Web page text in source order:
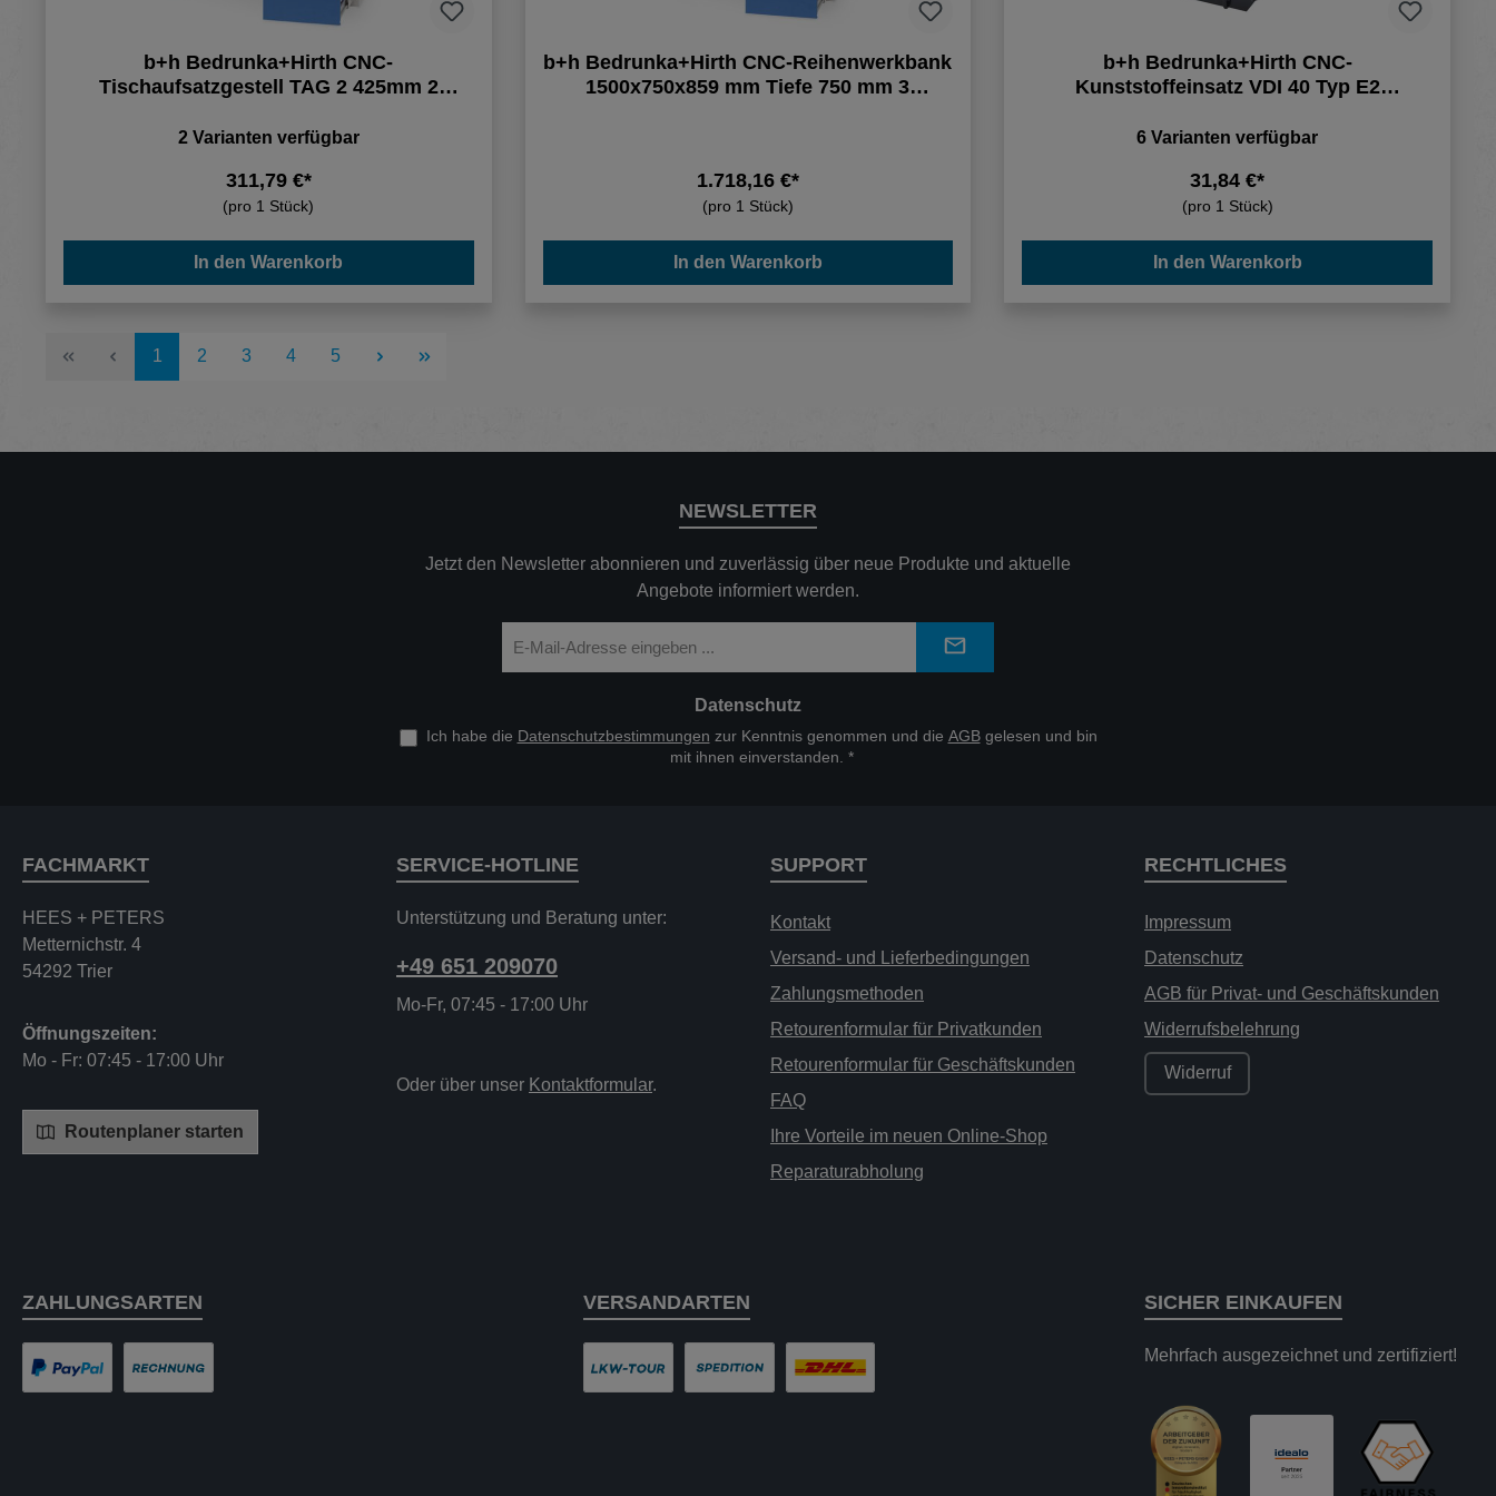
b+h Bedrunka+Hirth CNC-
Tischaufsatzgestell TAG 2 425mm 2
2 Varianten verfügbar
311,79 €*
(pro 1 Stück)
In den Warenkorb
b+h Bedrunka+Hirth CNC-Reihenwerkbank
1500x750x859 mm Tiefe 750 mm 3
1.718,16 €*
(pro 1 Stück)
In den Warenkorb
b+h Bedrunka+Hirth CNC-
Kunststoffeinsatz VDI 40 Typ E2
6 Varianten verfügbar
31,84 €*
(pro 1 Stück)
In den Warenkorb
Seite
1 Seite
2 Seite
3 Seite
4 Seite
5
NEWSLETTER
Jetzt den Newsletter abonnieren und zuverlässig über neue Produkte und aktuelle
Angebote informiert werden.
Mail-
Adresse
Datenschutz
Ich habe die Datenschutzbestimmungen zur Kenntnis genommen und die AGBgelesen und bin
mit ihnen einverstanden. *
SERVICE-HOTLINE
Unterstützung und Beratung unter:
+49 651 209070
Mo-Fr, 07:45 - 17:00 Uhr
Oder über unser Kontaktformular.
SUPPORT
Kontakt
Versand- und Lieferbedingungen
Zahlungsmethoden
Retourenformular für Privatkunden
Retourenformular für Geschäftskunden
FAQ
Ihre Vorteile im neuen Online-Shop
Reparaturabholung
RECHTLICHES
Impressum
Datenschutz
AGB für Privat- und Geschäftskunden
Widerrufsbelehrung
Widerruf
ZAHLUNGSARTEN VERSANDARTEN
FACHMARKT
HEES + PETERS
Metternichstr. 4
54292 Trier
Öffnungszeiten:
Mo - Fr: 07:45 - 17:00 Uhr
Routenplaner starten
SICHER EINKAUFEN
Mehrfach ausgezeichnet und zertifiziert!